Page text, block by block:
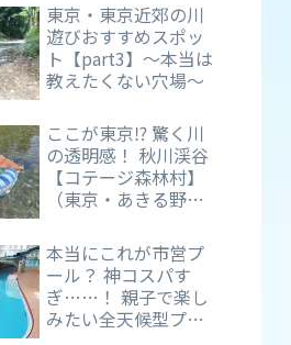
東京・東京近郊の川
遊びおすすめスポッ
ト【part3】～本当は
教えたくない穴場～
ここが東京⁉ 驚く川
の透明感！ 秋川渓谷
【コテージ森林村】
（東京・あきる野
を満喫
本当にこれが市営プ
ール？ 神コスパす
ぎ……！ 親子で楽し
みたい全天候型プー